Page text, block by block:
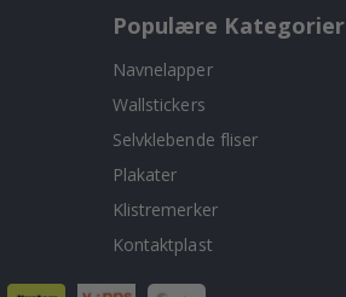
Populære Kategorier
Navnelapper
Wallstickers
Selvklebende fliser
Plakater
Klistremerker
Kontaktplast